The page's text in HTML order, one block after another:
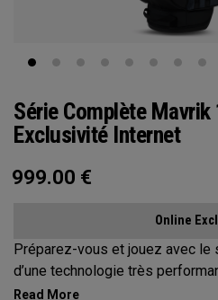
Série Complète Mavrik
Exclusivité Internet
999.00 €
Online
Préparez-vous et jouez avec
d’une technologie très
élégant, notre set Mavrik a tout